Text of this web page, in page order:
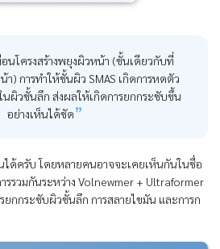
นโครงสร้างพยุงผิวหน้า (ชั้นเดียวกับที่
) การทำให้ชั้นผิว SMAS เกิดการหดตัว
ผิวชั้นลึก ส่งผลให้เกิดการยกกระชับขึ้น
อย่างเห็นได้ชัด
ได้ครับ โดยหลายคนอาจจะเคยเห็นกันในชื่อ
รรวมกันระหว่าง Volnewmer + Ultraformer
กกระชับผิวชั้นลึก การสลายไขมัน และการก